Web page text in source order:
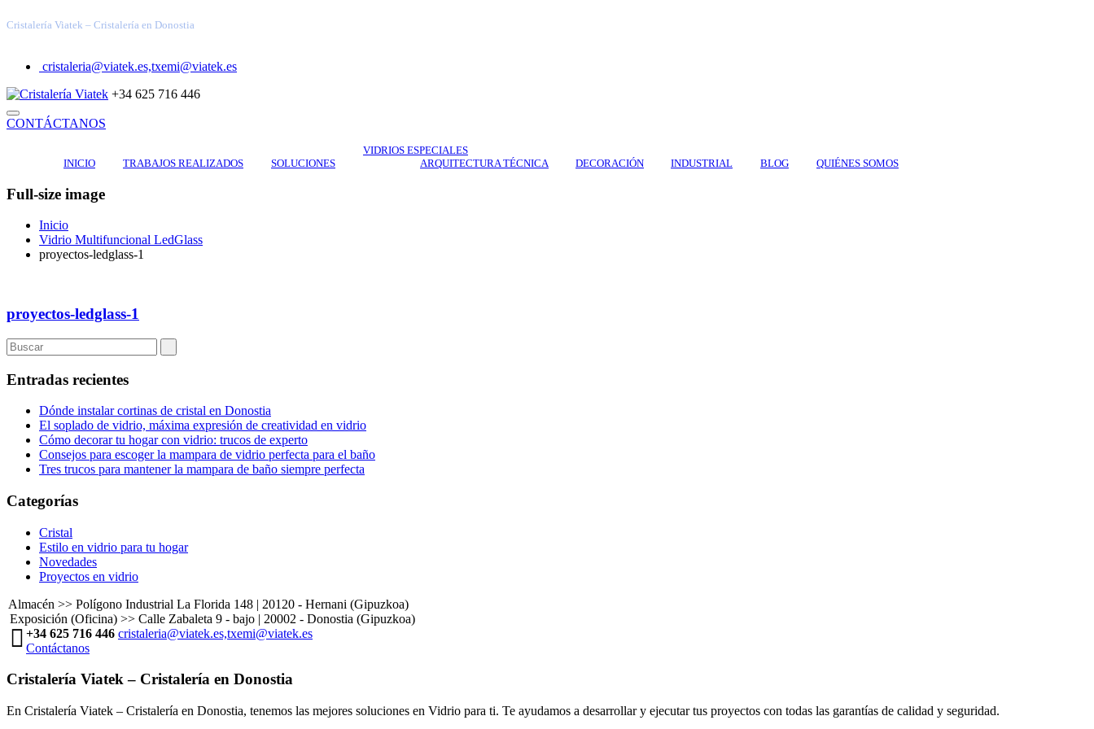
Cristalería Viatek – Cristalería en Donostia
cristaleria@viatek.es,txemi@viatek.es
+34 625 716 446
CONTÁCTANOS
INICIO TRABAJOS REALIZADOS SOLUCIONES
VIDRIOS ESPECIALES
ARQUITECTURA TÉCNICA
DECORACIÓN INDUSTRIAL BLOG QUIÉNES SOMOS
Full-size image
Inicio
Vidrio Multifuncional LedGlass
proyectos-ledglass-1
proyectos-ledglass-1
Entradas recientes
Dónde instalar cortinas de cristal en Donostia
El soplado de vidrio, máxima expresión de creatividad en vidrio
Cómo decorar tu hogar con vidrio: trucos de experto
Consejos para escoger la mampara de vidrio perfecta para el baño
Tres trucos para mantener la mampara de baño siempre perfecta
Categorías
Cristal
Estilo en vidrio para tu hogar
Novedades
Proyectos en vidrio
Almacén >> Polígono Industrial La Florida 148 | 20120 - Hernani (Gipuzkoa)
Exposición (Oficina) >> Calle Zabaleta 9 - bajo | 20002 - Donostia (Gipuzkoa)
+34 625 716 446 cristaleria@viatek.es,txemi@viatek.es
Contáctanos
Cristalería Viatek – Cristalería en Donostia
En Cristalería Viatek – Cristalería en Donostia, tenemos las mejores soluciones en Vidrio para ti. Te ayudamos a desarrollar y ejecutar tus proyectos con todas las garantías de calidad y seguridad.